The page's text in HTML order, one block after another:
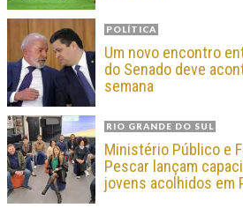
POLÍTICA
Um novo encontro
do Senado deve
semana
RIO GRANDE DO SUL
Ministério Público e
Pescar lançam
jovens acolhidos em